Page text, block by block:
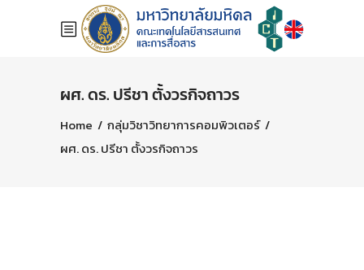
ผศ. ดร. ปรีชา ตั้งวรกิจถาวร
Home / กลุ่มวิชาวิทยาการคอมพิวเตอร์/
ผศ. ดร. ปรีชา ตั้งวรกิจถาวร